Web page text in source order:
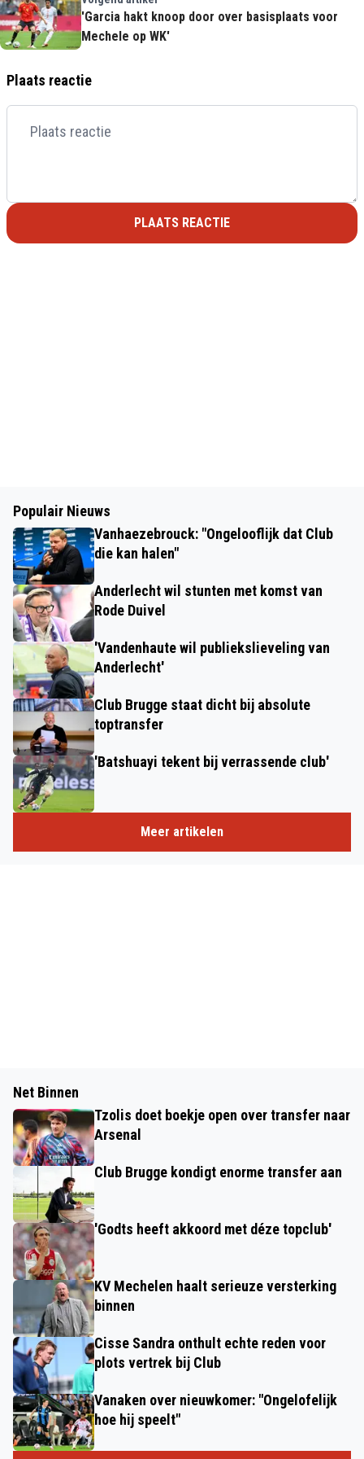
'Garcia hakt knoop door over basisplaats voor
Mechele op WK'
Plaats reactie
PLAATS REACTIE
Populair Nieuws
Vanhaezebrouck: "Ongelooflijk dat Club
die kan halen"
Anderlecht wil stunten met komst van
Rode Duivel
'Vandenhaute wil publiekslieveling van
Anderlecht'
Club Brugge staat dicht bij absolute
toptransfer
'Batshuayi tekent bij verrassende club'
Meer artikelen
Net Binnen
Tzolis doet boekje open over transfer naar
Arsenal
Club Brugge kondigt enorme transfer aan
'Godts heeft akkoord met déze topclub'
KV Mechelen haalt serieuze versterking
binnen
Cisse Sandra onthult echte reden voor
plots vertrek bij Club
Vanaken over nieuwkomer: "Ongelofelijk
hoe hij speelt"